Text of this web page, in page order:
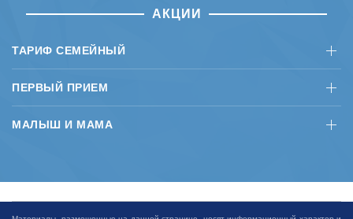
АКЦИИ
ТАРИФ СЕМЕЙНЫЙ
ПЕРВЫЙ ПРИЕМ
МАЛЫШ И МАМА